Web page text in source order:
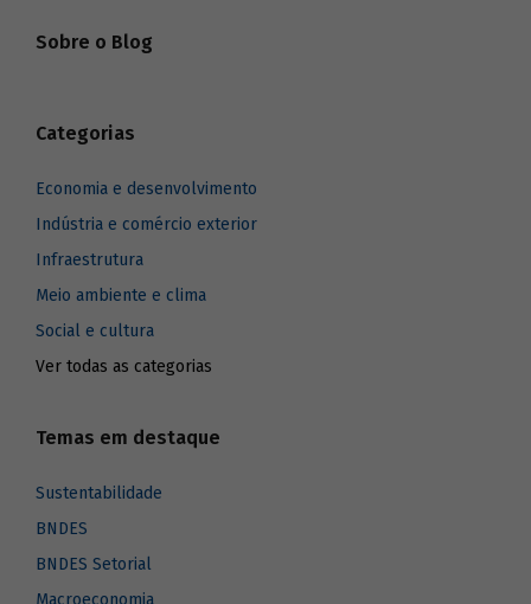
Sobre o Blog
Categorias
Economia e desenvolvimento
Indústria e comércio exterior
Infraestrutura
Meio ambiente e clima
Social e cultura
Ver todas as categorias
Temas em destaque
Sustentabilidade
BNDES
BNDES Setorial